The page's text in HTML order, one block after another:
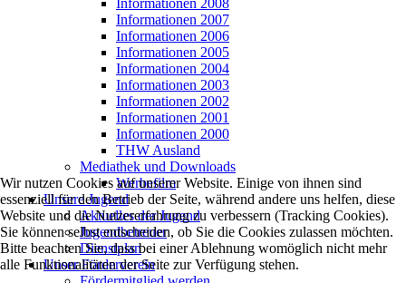
Informationen 2007
Informationen 2006
Informationen 2005
Informationen 2004
Informationen 2003
Informationen 2002
Informationen 2001
Informationen 2000
THW Ausland
Mediathek und Downloads
Werbefilm
Unsere Jugend
Aktuelles der Jugend
Jugendbetreuer
Dienstplan
Unser Förderverein
Wir nutzen Cookies auf unserer Website. Einige von ihnen sind
essenziell für den Betrieb der Seite, während andere uns helfen, diese
Website und die Nutzererfahrung zu verbessern (Tracking Cookies).
Sie können selbst entscheiden, ob Sie die Cookies zulassen möchten.
Bitte beachten Sie, dass bei einer Ablehnung womöglich nicht mehr
alle Funktionalitäten der Seite zur Verfügung stehen.